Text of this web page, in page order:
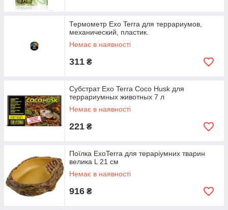
Термометр Exo Terra для террариумов,
механический, пластик.
Немає в наявності
311 ₴
Субстрат Exo Terra Coco Husk для
террариумных животных 7 л
Немає в наявності
221 ₴
Поїлка ExoTerra для тераріумних тварин
велика L 21 см
Немає в наявності
916 ₴